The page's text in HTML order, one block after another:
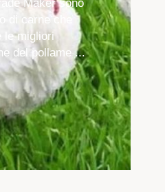
Maker sono
di carne che
le migliori
del pollame ...